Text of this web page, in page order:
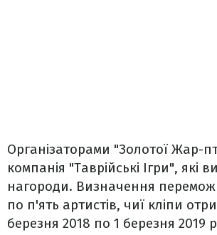
Організаторами "Золотої Жар-
компанія "Таврійські Ігри",
нагороди. Визначення
по п'ять артистів, чиї кліпи
березня 2018 по 1 березня 2019